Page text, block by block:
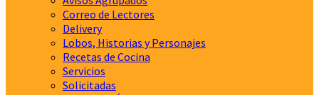
Correo de Lectores
Delivery
Lobos, Historias y Personajes
Recetas de Cocina
Servicios
Solicitadas